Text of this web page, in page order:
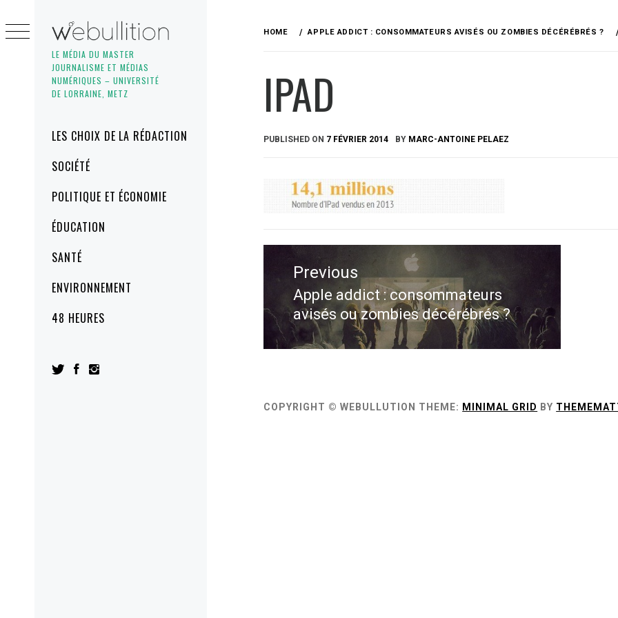
LE MÉDIA DU MASTER
JOURNALISME ET MÉDIAS
NUMÉRIQUES – UNIVERSITÉ
DE LORRAINE, METZ
MenuLES CHOIX DE LA RÉDACTION
SOCIÉTÉ
POLITIQUE ET ÉCONOMIE
ÉDUCATION
SANTÉ
ENVIRONNEMENT
48 HEURES
to
content
HOME APPLE ADDICT : CONSOMMATEURS AVISÉS OU ZOMBIES DÉCÉRÉBRÉS ?
IPAD
PUBLISHED ON 7 FÉVRIER 2014 BY MARC-ANTOINE PELAEZ
Navigation
de
l’article
Previous
Previous
post:
Apple addict : consommateurs
avisés ou zombies décérébrés ?
COPYRIGHT © WEBULLUTION THEME: MINIMAL GRID BY